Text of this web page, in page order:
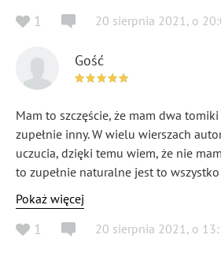
1 20 sierpnia 2021 , o
Gość
Mam to szczęście, że mam dwa
zupełnie inny. W wielu wierszach
uczucia, dzięki temu wiem, że nie
to zupełnie naturalne jest to wszystko
wszystkim głodnym emocji 🥰
Pokaż więcej
1 20 sierpnia 2021 , o